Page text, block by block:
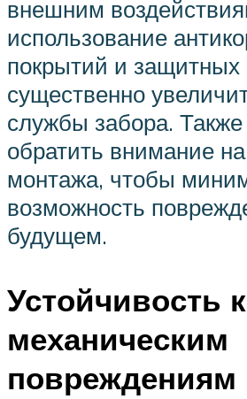
внешним
использование
покрытий и
существенно
службы забора. Также
обратить внимание
монтажа, чтобы
возможность
будущем.
Устойчивость к
механическим
повреждениям